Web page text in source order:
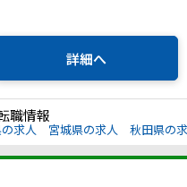
詳細へ
職情報
求人 宮城県の求人 秋田県の